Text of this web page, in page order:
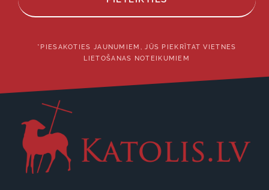
*PIESAKOTIES JAUNUMIEM, JŪS PIEKRĪTAT VIETNES
LIETOŠANAS NOTEIKUMIEM